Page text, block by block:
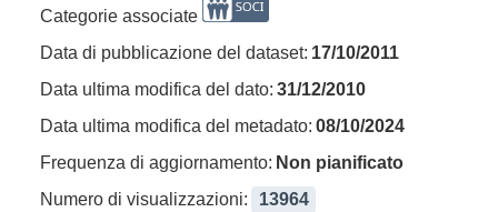
Categorie associate
Data di pubblicazione del dataset: 17/10/2011
Data ultima modifica del dato: 31/12/2010
Data ultima modifica del metadato: 08/10/2024
Frequenza di aggiornamento: Non pianificato
Numero di visualizzazioni:
13964